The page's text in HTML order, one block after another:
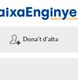
Dona't d'alta